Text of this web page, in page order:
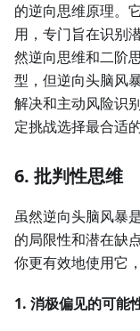
的逆向思维原理。
用，专门旨在识别
然逆向思维和二阶
型，但逆向头脑风
解决和主动风险识
定挑战选择最合适
6. 批判性思维
虽然逆向头脑风暴
的局限性和潜在缺
你更有效地使用它
1. 消极偏见的可能